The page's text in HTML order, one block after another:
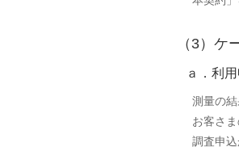
（3）ケ
ａ．利
測量の
お客さ
調査申